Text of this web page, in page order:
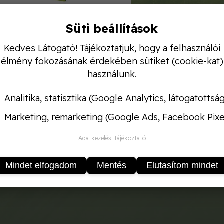
gyermek medence tisztító folyadék 5 x
pancsoló medencéjéhez, klórmentes és bőrbarát.
a baktériumok, gombák, algák elszaporodását.
Süti beállítások
Kedves Látogató! Tájékoztatjuk, hogy a felhasználói
élmény fokozásának érdekében sütiket (cookie-kat)
használunk.
Analitika, statisztika (Google Analytics,
Marketing, remarketing (Google Ads, Facebook
Adatkezelési tájékoztató
Mindet elfogadom Mentés Elutasítom mindet